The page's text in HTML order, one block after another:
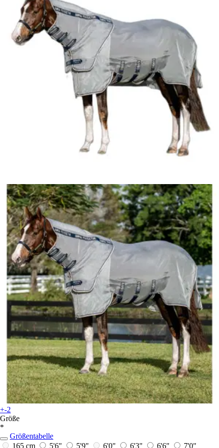
+-2
Größe
*
Größentabelle
165 cm
5'6" 5'9" 6'0" 6'3" 6'6" 7'0"